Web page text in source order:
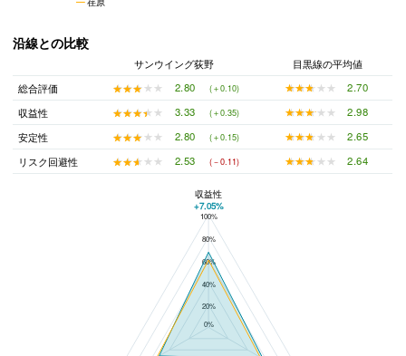
沿線との比較
サンウイング荻野
目黒線の平均値
総合評価
★★★★★
★★★★★ 2.80 (＋0.10) ★★★★★
★★★★★
2.70
収益性
★★★★★
★★★★★ 3.33 (＋0.35) ★★★★★
★★★★★
2.98
安定性
★★★★★
★★★★★ 2.80 (＋0.15) ★★★★★
★★★★★
2.65
リスク回避性
★★★★★
★★★★★ 2.53 (－0.11) ★★★★★
★★★★★ 2.64
サンウイング荻野と目黒線の平均値の総合評価の比較
100%
80%
60%
40%
20%
0%
収益性
+7.05%